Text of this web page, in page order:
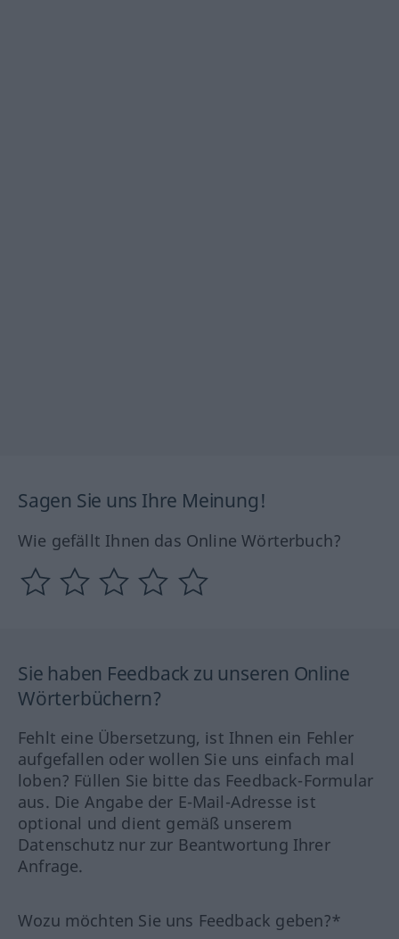
Sagen Sie uns Ihre Meinung!
Wie gefällt Ihnen das Online Wörterbuch?
Sie haben Feedback zu unseren Online
Wörterbüchern?
Fehlt eine Übersetzung, ist Ihnen ein Fehler
aufgefallen oder wollen Sie uns einfach mal
loben? Füllen Sie bitte das Feedback-Formular
aus. Die Angabe der E-Mail-Adresse ist
optional und dient gemäß unserem
Datenschutz nur zur Beantwortung Ihrer
Anfrage.
Wozu möchten Sie uns Feedback geben?*